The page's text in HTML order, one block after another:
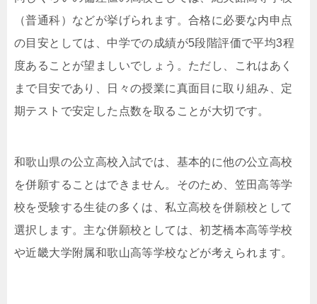
（普通科）などが挙げられます。合格に必要な内申点
の目安としては、中学での成績が5段階評価で平均3程
度あることが望ましいでしょう。ただし、これはあく
まで目安であり、日々の授業に真面目に取り組み、定
期テストで安定した点数を取ることが大切です。
和歌山県の公立高校入試では、基本的に他の公立高校
を併願することはできません。そのため、笠田高等学
校を受験する生徒の多くは、私立高校を併願校として
選択します。主な併願校としては、初芝橋本高等学校
や近畿大学附属和歌山高等学校などが考えられます。